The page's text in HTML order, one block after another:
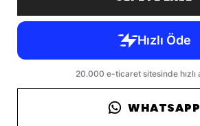
WHATSAPP